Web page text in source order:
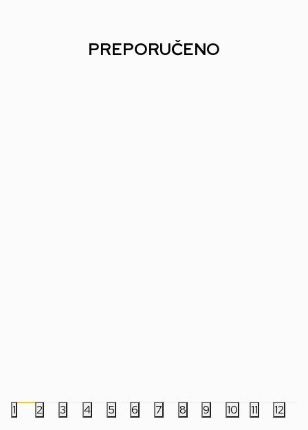
PREPORUČENO
1 2 3 4 5 6 7 8 9 10 11 12